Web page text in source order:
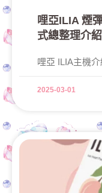
哩亞ILIA 煙
式總整理介紹
哩亞 ILIA主機
2025-03-01